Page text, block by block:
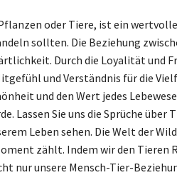
oder Tiere, ist ein
sollten. Die Beziehung
Durch die Loyalität und
und Verständnis für die
und den Wert jedes
Lassen Sie uns die Sprüche über
Leben sehen. Die Welt der
zählt. Indem wir den Tieren
nur unsere Mensch-Tier-